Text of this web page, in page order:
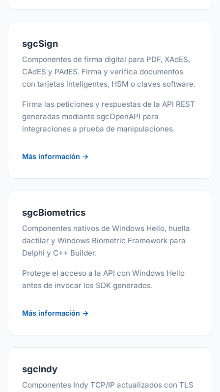
sgcSign
Componentes de firma digital para PDF, XAdES,
CAdES y PAdES. Firma y verifica documentos
con tarjetas inteligentes, HSM o claves software.
Firma las peticiones y respuestas de la API REST
generadas mediante sgcOpenAPI para
integraciones a prueba de manipulaciones.
Más información →
sgcBiometrics
Componentes nativos de Windows Hello, huella
dactilar y Windows Biometric Framework para
Delphi y C++ Builder.
Protege el acceso a la API con Windows Hello
antes de invocar los SDK generados.
Más información →
sgcIndy
Componentes Indy TCP/IP actualizados con TLS